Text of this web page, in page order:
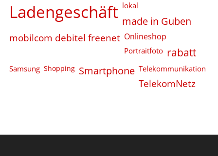
Ladengeschäft lokal
made in Guben
mobilcom debitel freenet Onlineshop
Portraitfoto rabatt
Samsung Shopping Smartphone Telekommunikation
TelekomNetz